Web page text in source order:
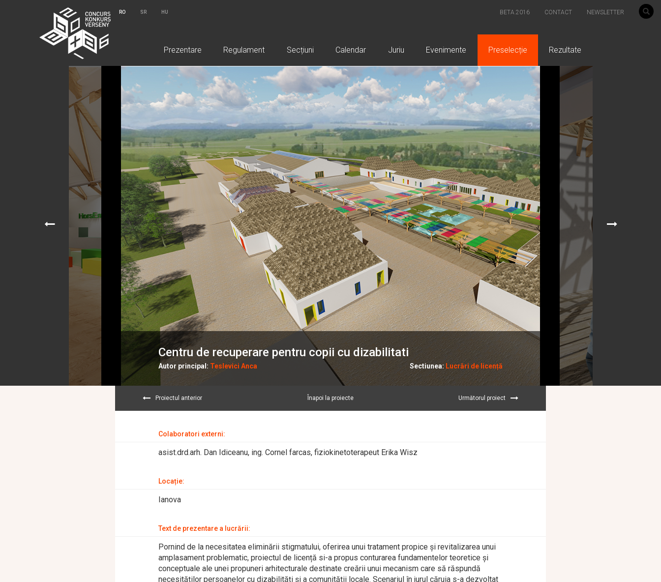
RO SR HU BETA.2016 CONTACT NEWSLETTER
Prezentare Regulament Secțiuni Calendar Juriu Evenimente Preselecție Rezultate
Centru de recuperare pentru copii cu dizabilitati
Autor principal: Teslevici Anca Sectiunea: Lucrări de licență
Proiectul anterior Înapoi la proiecte Următorul proiect
Colaboratori externi:
asist.drd.arh. Dan Idiceanu, ing. Cornel farcas, fiziokinetoterapeut Erika Wisz
Locație:
Ianova
Text de prezentare a lucrării:
Pornind de la necesitatea eliminării stigmatului, oferirea unui tratament propice și revitalizarea unui
amplasament problematic, proiectul de licență si-a propus conturarea fundamentelor teoretice și
conceptuale ale unei propuneri arhitecturale destinate creării unui mecanism care să răspundă
necesităților persoanelor cu dizabilități și a comunității locale. Scenariul în jurul căruia s-a dezvoltat